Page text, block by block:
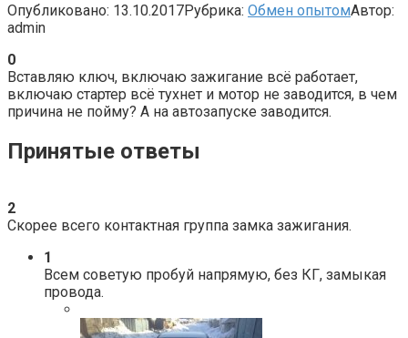
Опубликовано: 13.10.2017Рубрика: Обмен опытомАвтор:
admin
0
Вставляю ключ, включаю зажигание всё работает,
включаю стартер всё тухнет и мотор не заводится, в чем
причина не пойму? А на автозапуске заводится.
Принятые ответы
2
Скорее всего контактная группа замка зажигания.
1
Всем советую пробуй напрямую, без КГ, замыкая
провода.